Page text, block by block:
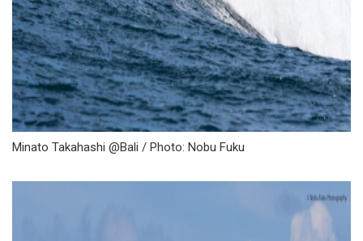
Minato Takahashi @Bali / Photo: Nobu Fuku